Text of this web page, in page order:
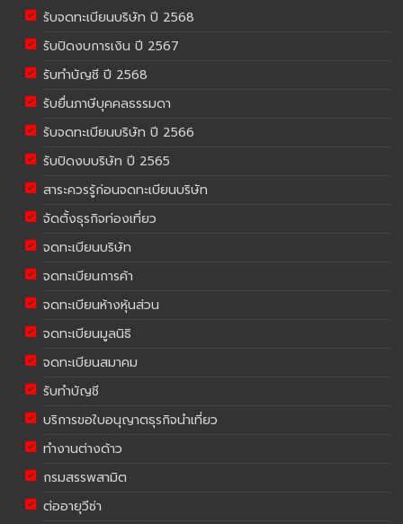
รับจดทะเบียนบริษัท ปี 2568
รับปิดงบการเงิน ปี 2567
รับทำบัญชี ปี 2568
รับยื่นภาษีบุคคลธรรมดา
รับจดทะเบียนบริษัท ปี 2566
รับปิดงบบริษัท ปี 2565
สาระควรรู้ก่อนจดทะเบียนบริษัท
จัดตั้งธุรกิจท่องเที่ยว
จดทะเบียนบริษัท
จดทะเบียนการค้า
จดทะเบียนห้างหุ้นส่วน
จดทะเบียนมูลนิธิ
จดทะเบียนสมาคม
รับทำบัญชี
บริการขอใบอนุญาตธุรกิจนำเที่ยว
ทำงานต่างด้าว
กรมสรรพสามิต
ต่ออายุวีซ่า